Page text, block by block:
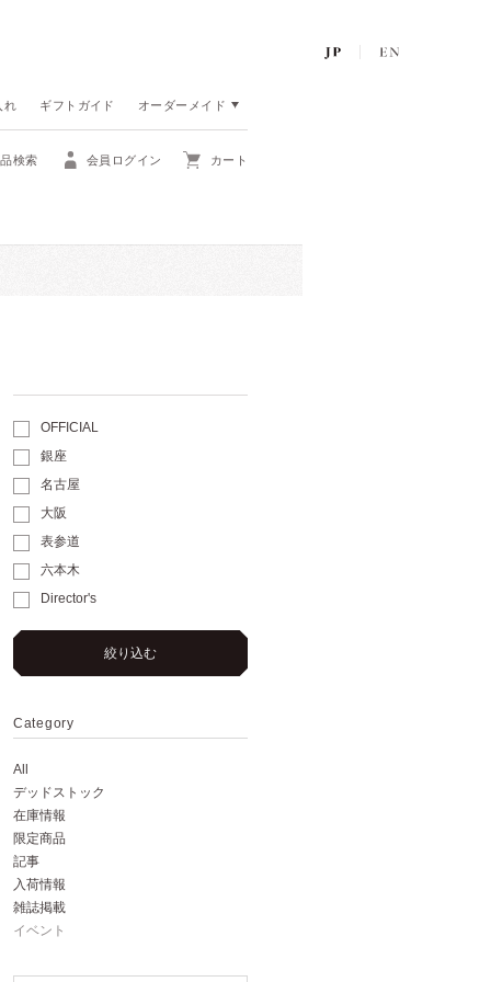
れ ギフトガイド オーダーメイド
検索 会員ログイン カート
OFFICIAL
銀座
名古屋
大阪
表参道
六本木
Director's
絞り込む
Category
All
デッドストック
在庫情報
限定商品
記事
入荷情報
雑誌掲載
イベント